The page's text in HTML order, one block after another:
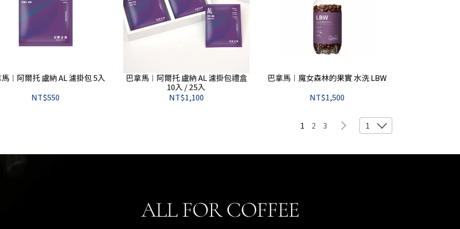
︱阿爾托 盧納 AL 濾掛包 5入
NT$550
巴拿馬︱阿爾托 盧納 AL 濾掛包禮盒
10入 / 25入
NT$1,100
巴拿馬︱魔女森林的果實 水洗 LBW
NT$1,500
1 2 3 1